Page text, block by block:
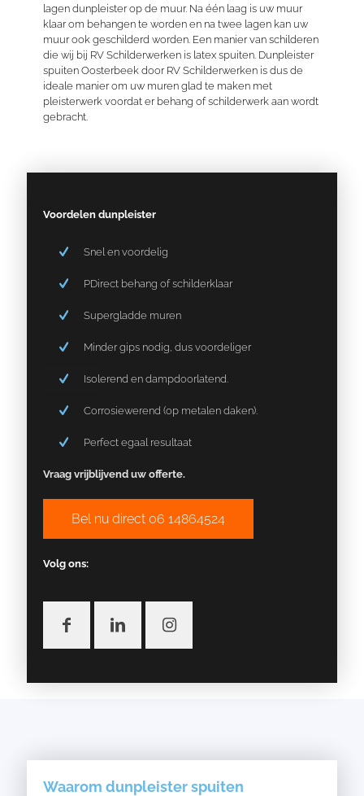
lagen dunpleister op de muur. Na één laag is uw muur
klaar om behangen te worden en na twee lagen kan uw
muur ook geschilderd worden. Een manier van schilderen
die wij bij RV Schilderwerken is latex spuiten. Dunpleister
spuiten Oosterbeek door RV Schilderwerken is dus de
ideale manier om uw muren glad te maken met
pleisterwerk voordat er behang of schilderwerk aan wordt
gebracht.
Voordelen dunpleister
Snel en voordelig
PDirect behang of schilderklaar
Supergladde muren
Minder gips nodig, dus voordeliger
Isolerend en dampdoorlatend.
Corrosiewerend (op metalen daken).
Perfect egaal resultaat
Vraag vrijblijvend uw offerte.
Bel nu direct 06 14864524
Volg ons:
Waarom dunpleister spuiten